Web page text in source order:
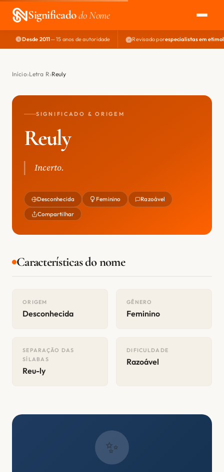
Significadodo Nome
EXPLORAR
NOME PERFEITO
Desde 2011— 15 anos de autoridade Revisado porespecialistas em
Início Letra R Reuly
SIGNIFICADO & ORIGEM
Reuly
Incerto.
Desconhecida Feminino Razoável
Compartilhar
Características do nome
ORIGEM
Desconhecida
GÊNERO
Feminino
SEPARAÇÃO DAS
SÍLABAS
Reu-ly
DIFICULDADE
Razoável
✨